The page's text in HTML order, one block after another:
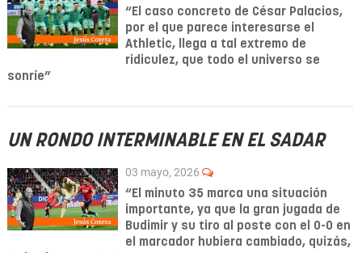
“El caso concreto de César Palacios,
por el que parece interesarse el
Athletic, llega a tal extremo de
ridiculez, que todo el universo se
sonríe”
UN RONDO INTERMINABLE EN EL SADAR
03 mayo, 2026
“El minuto 35 marca una situación
importante, ya que la gran jugada de
Budimir y su tiro al poste con el 0-0 en
el marcador hubiera cambiado, quizás,